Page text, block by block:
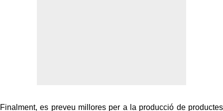
Finalment, es preveu millores per a la producció de productes